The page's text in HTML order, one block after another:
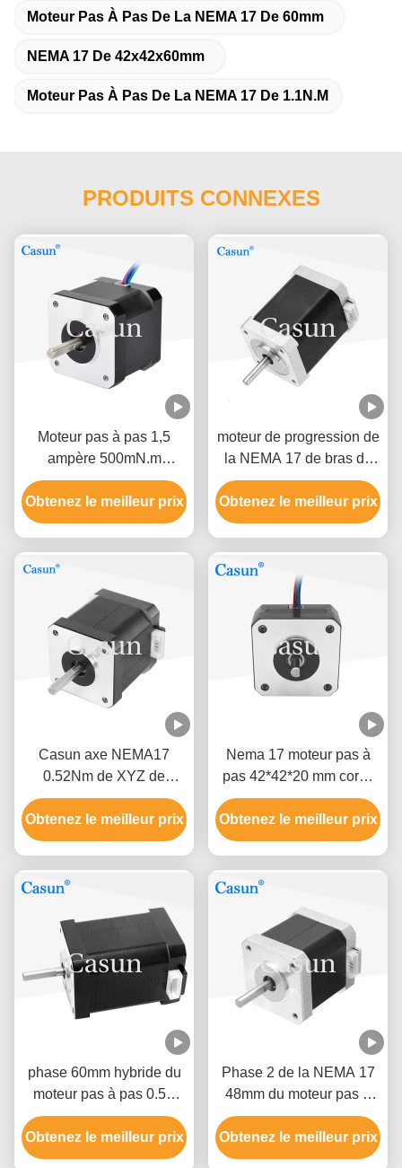
Moteur Pas À Pas De La NEMA 17 De 60mm
NEMA 17 De 42x42x60mm
Moteur Pas À Pas De La NEMA 17 De 1.1N.M
PRODUITS CONNEXES
Moteur pas à pas 1,5
ampère 500mN.m
42×42×40 mm NEMA 17
avec ISO CE
Obtenez le meilleur prix
moteur de progression de
la NEMA 17 de bras du
robot 1.2A 1,8 degrés
haute précision de 2
phases
Obtenez le meilleur prix
Casun axe NEMA17
0.52Nm de XYZ de
moteur de progression de
2 phases
Obtenez le meilleur prix
Nema 17 moteur pas à
pas 42*42*20 mm corps
ultrafin 1.0A 130mN.m
pour équipement médical
Obtenez le meilleur prix
phase 60mm hybride du
moteur pas à pas 0.5A
0,78 N. m2 de Nema 17
de l'imprimante 3D
Obtenez le meilleur prix
Phase 2 de la NEMA 17
48mm du moteur pas à
pas 1.5A de la NEMA 17
de Casun 0.45N.M 1,8
degrés
Obtenez le meilleur prix